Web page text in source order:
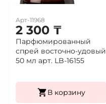
Арт-11968
2 300 ₸
Парфюмированный
спрей восточно-удовый
50 мл арт. LB-16155
В корзину